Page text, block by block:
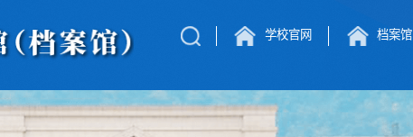
学校官网 档案馆